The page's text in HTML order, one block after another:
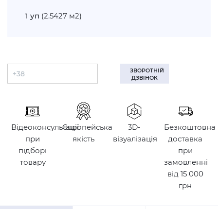
1 уп (2.5427 м2)
ЗВОРОТНІЙ
ДЗВІНОК
Відеоконсультації
при
підборі
товару
Європейська
якість
3D-
візуалізація
Безкоштовна
доставка
при
замовленні
від 15 000
грн